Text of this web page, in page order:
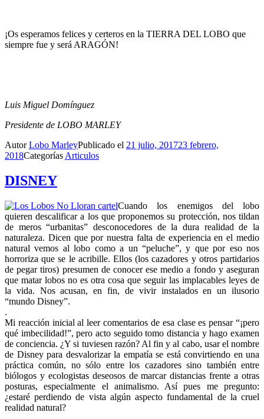
¡Os esperamos felices y certeros en la TIERRA DEL LOBO que
siempre fue y será ARAGÓN!
Luis Miguel Domínguez
Presidente de LOBO MARLEY
AutorLobo MarleyPublicado el 21 julio, 201723 febrero,
2018CategoríasArticulos
DISNEY
Cuando los enemigos del lobo
quieren descalificar a los que proponemos su protección, nos tildan
de meros “urbanitas” desconocedores de la dura realidad de la
naturaleza. Dicen que por nuestra falta de experiencia en el medio
natural vemos al lobo como a un “peluche”, y que por eso nos
horroriza que se le acribille. Ellos (los cazadores y otros partidarios
de pegar tiros) presumen de conocer ese medio a fondo y aseguran
que matar lobos no es otra cosa que seguir las implacables leyes de
la vida. Nos acusan, en fin, de vivir instalados en un ilusorio
“mundo Disney”.
.
Mi reacción inicial al leer comentarios de esa clase es pensar “¡pero
qué imbecilidad!”, pero acto seguido tomo distancia y hago examen
de conciencia. ¿Y si tuviesen razón? Al fin y al cabo, usar el nombre
de Disney para desvalorizar la empatía se está convirtiendo en una
práctica común, no sólo entre los cazadores sino también entre
biólogos y ecologistas deseosos de marcar distancias frente a otras
posturas, especialmente el animalismo. Así pues me pregunto:
¿estaré perdiendo de vista algún aspecto fundamental de la cruel
realidad natural?